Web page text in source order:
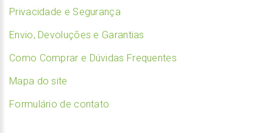
Privacidade e Segurança
Envio, Devoluções e Garantias
Como Comprar e Dúvidas Frequentes
Mapa do site
Formulário de contato